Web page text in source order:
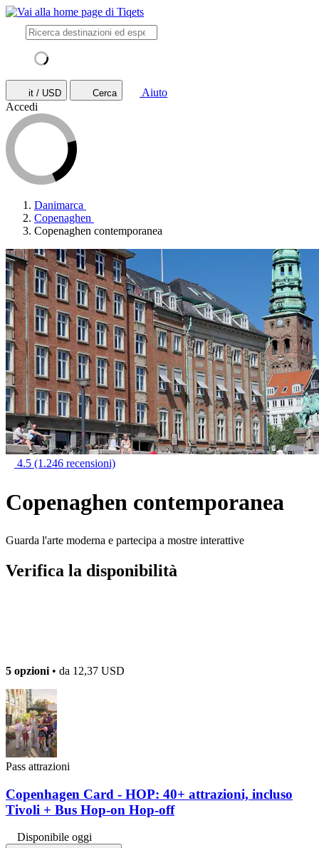
it / USD Cerca
Aiuto
Accedi
Danimarca
Copenaghen
Copenaghen contemporanea
4.5 (1.246 recensioni)
Copenaghen contemporanea
Guarda l'arte moderna e partecipa a mostre interattive
Verifica la disponibilità
5 opzioni • da 12,37 USD
Pass attrazioni
Copenhagen Card - HOP: 40+ attrazioni, incluso
Tivoli + Bus Hop-on Hop-off
Disponibile oggi